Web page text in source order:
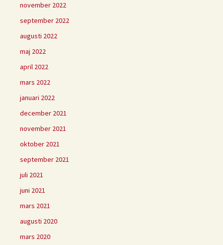
november 2022
september 2022
augusti 2022
maj 2022
april 2022
mars 2022
januari 2022
december 2021
november 2021
oktober 2021
september 2021
juli 2021
juni 2021
mars 2021
augusti 2020
mars 2020